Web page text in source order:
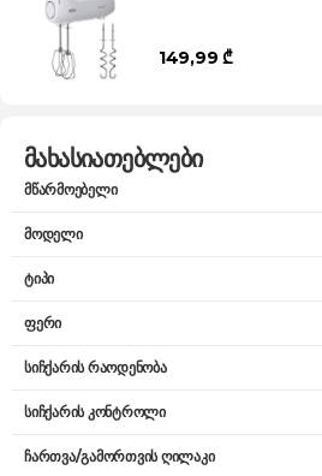
149,99 ₾
მახასიათებლები
მწარმოებელი
მოდელი
ტიპი
ფერი
სიჩქარის რაოდენობა
სიჩქარის კონტროლი
ჩართვა/გამორთვის ღილაკი